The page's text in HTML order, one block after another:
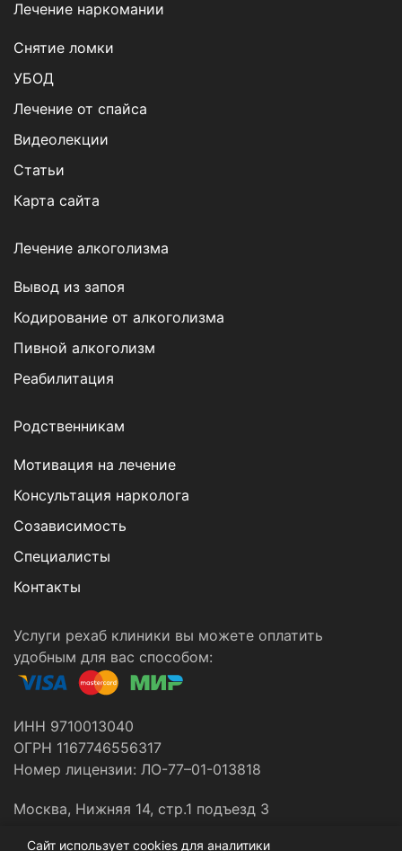
Лечение наркомании
Снятие ломки
УБОД
Лечение от спайса
Видеолекции
Статьи
Карта сайта
Лечение алкоголизма
Вывод из запоя
Кодирование от алкоголизма
Пивной алкоголизм
Реабилитация
Родственникам
Мотивация на лечение
Консультация нарколога
Созависимость
Специалисты
Контакты
Услуги рехаб клиники вы можете оплатить
удобным для вас способом:
ИНН 9710013040
ОГРН 1167746556317
Номер лицензии: ЛО-77–01-013818
Москва, Нижняя 14, стр.1 подъезд 3
Сайт использует cookies для аналитики